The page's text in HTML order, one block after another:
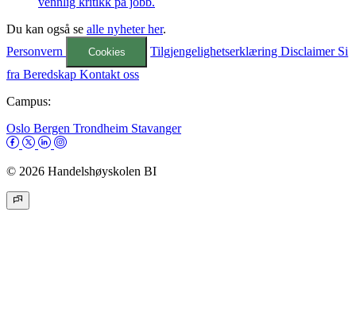
Du kan også se alle nyheter her.
Personvern
Cookies TilgjengelighetserklæringDisclaimer Si
fra Beredskap Kontakt oss
Campus:
Oslo Bergen Trondheim Stavanger
© 2026 Handelshøyskolen BI